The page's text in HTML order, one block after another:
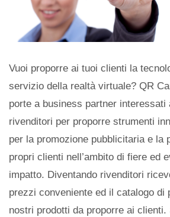
Vuoi proporre ai tuoi clienti la
servizio della realtà virtuale? QR
porte a business partner interessati
rivenditori per proporre strumenti
per la promozione pubblicitaria e la
propri clienti nell’ambito di fiere ed
impatto. Diventando rivenditori
prezzi conveniente ed il catalogo di
nostri prodotti da proporre ai